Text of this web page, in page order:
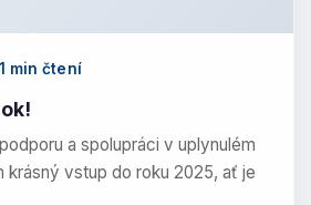
min čtení
a spolupráci v uplynulém
krásný vstup do roku 2025, ať je